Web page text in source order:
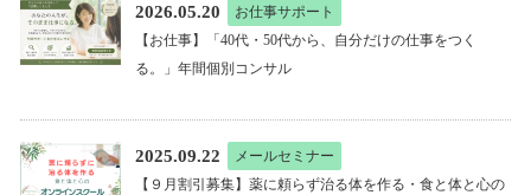
2026.05.20
お仕事サポート
【お仕事】「40代・50代から、自分だけの仕事をつく
る。」年間個別コンサル
2025.09.22
メールセミナー
【９月割引募集】薬に頼らず治る体を作る・食と体と心の